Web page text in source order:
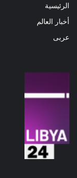
الرئيسية
أخبار العالم
عربى